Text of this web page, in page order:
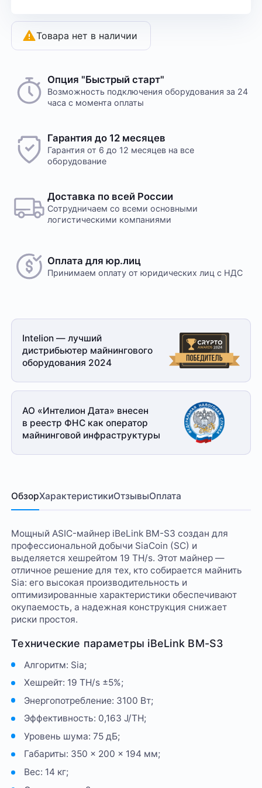
Товара нет в наличии
Опция "Быстрый старт"
Возможность подключения оборудования за 24
часа с момента оплаты
Гарантия до 12 месяцев
Гарантия от 6 до 12 месяцев на все
оборудование
Доставка по всей России
Сотрудничаем со всеми основными
логистическими компаниями
Оплата для юр.лиц
Принимаем оплату от юридических лиц с НДС
Intelion — лучший
дистрибьютер майнингового
оборудования 2024
АО «Интелион Дата» внесен
в реестр ФНС как оператор
майнинговой инфраструктуры
ОбзорХарактеристикиОтзывыОплата
Мощный ASIC-майнер iBeLink BM-S3 создан для
профессиональной добычи SiaCoin (SC) и
выделяется хешрейтом 19 TH/s. Этот майнер —
отличное решение для тех, кто собирается майнить
Sia: его высокая производительность и
оптимизированные характеристики обеспечивают
окупаемость, а надежная конструкция снижает
риски простоя.
Технические параметры iBeLink BM-S3
Алгоритм: Sia;
Хешрейт: 19 TH/s ±5%;
Энергопотребление: 3100 Вт;
Эффективность: 0,163 J/TH;
Уровень шума: 75 дБ;
Габариты: 350 × 200 × 194 мм;
Вес: 14 кг;